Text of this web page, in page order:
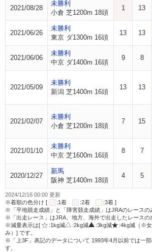
2021/08/28
未勝利
小倉 芝1200m 18頭
1 13
2021/06/26
未勝利
東京 ダ1300m 16頭
13 13
2021/06/06
未勝利
中京 ダ1400m 16頭
9 8
2021/05/09
未勝利
新潟 芝1400m 16頭
13 13
2021/02/07
未勝利
小倉 芝1200m 18頭
7 15
2021/01/10
未勝利
中京 芝1600m 16頭
8 7
2020/12/27
新馬
阪神 芝1400m 18頭
4 5
2024/12/16 00:00 更新
※着順の色分け [
:1着 :2着
:3着 ]
※「平地競走成績」と「障害競走成績」はJRAのレースの
※「出走レース」はJRA、地方、海外で出走したレースの
※減量表示は[
:1kg減 :2kg減 :3kg減 :4kg減（※女
み）] です。
※「上3F」表記のデータについて 1993年4月以前では一
す。